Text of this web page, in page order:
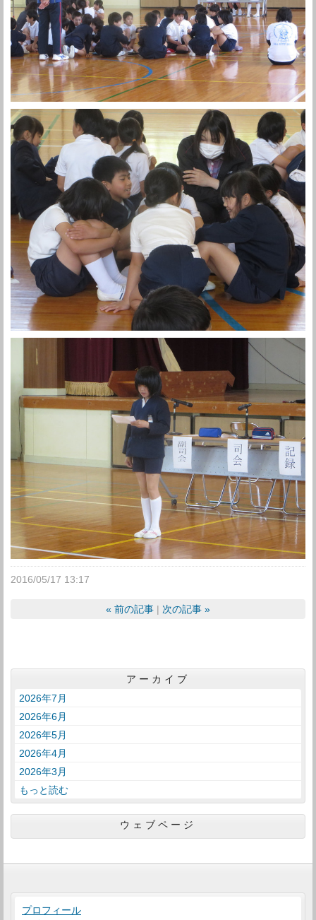
2016/05/17 13:17
« 前の記事 次の記事 »
アーカイブ
2026年7月
2026年6月
2026年5月
2026年4月
2026年3月
もっと読む
ウェブページ
プロフィール